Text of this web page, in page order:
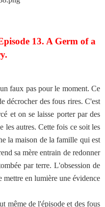
13. A Germ of a
faux pas pour le moment. Ce
décrocher des fous rires. C'est
et on se laisse porter par des
les autres. Cette fois ce soit les
la maison de la famille qui est
sa mère entrain de redonner
par terre. L'obsession de
mettre en lumière une évidence
même de l'épisode et des fous